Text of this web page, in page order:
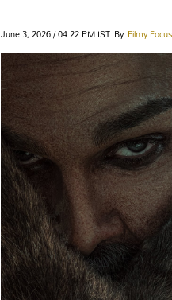
June 3, 2026 / 04:22 PM IST By Filmy